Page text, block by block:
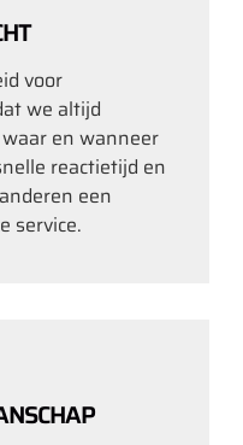
voor
we altijd
en wanneer
reactietijd en
een
service.